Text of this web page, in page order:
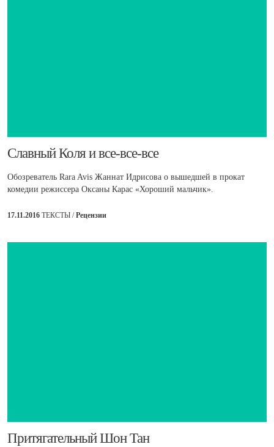
​Славный Коля и все-все-все
Обозреватель Rara Avis Жаннат Идрисова о вышедшей в прокат
комедии режиссера Оксаны Карас «Хороший мальчик».
17.11.2016 ТЕКСТЫ /Рецензии
​Притягательный Шон Тан